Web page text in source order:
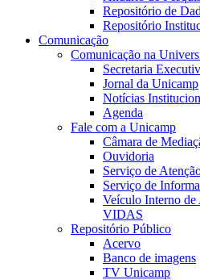
Repositório de
Repositório
Comunicação
Comunicação na
Secretaria
Jornal da Unicamp
Notícias
Agenda
Fale com a Unicamp
Câmara de
Ouvidoria
Serviço de
Serviço de
Veículo Interno de
VIDAS
Repositório Público
Acervo
Banco de imagens
TV Unicamp